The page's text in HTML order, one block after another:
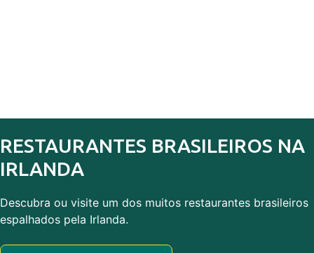
RESTAURANTES BRASILEIROS NA
IRLANDA
Descubra ou visite um dos muitos restaurantes brasileiros
espalhados pela Irlanda.